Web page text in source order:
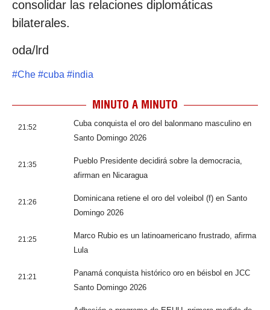
consolidar las relaciones diplomáticas
bilaterales.
oda/lrd
#Che #cuba #india
MINUTO A MINUTO
21:52
Cuba conquista el oro del balonmano masculino en
Santo Domingo 2026
21:35
Pueblo Presidente decidirá sobre la democracia,
afirman en Nicaragua
21:26
Dominicana retiene el oro del voleibol (f) en Santo
Domingo 2026
21:25
Marco Rubio es un latinoamericano frustrado, afirma
Lula
21:21
Panamá conquista histórico oro en béisbol en JCC
Santo Domingo 2026